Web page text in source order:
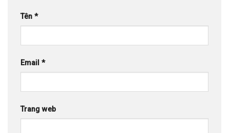
Tên *
Email *
Trang web